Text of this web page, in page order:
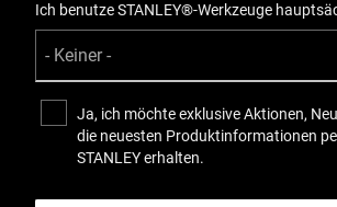
Ich benutze STANLEY®-Werkzeuge
Ja, ich möchte exklusive Aktionen,
die neuesten Produktinformationen
STANLEY erhalten.